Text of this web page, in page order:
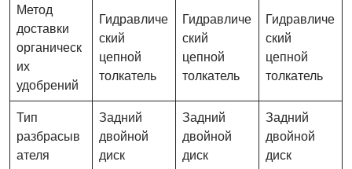
Метод
доставки
органическ
их
удобрений
Гидравличе
ский
цепной
толкатель
Гидравличе
ский
цепной
толкатель
Гидравличе
ский
цепной
толкатель
Тип
разбрасыв
ателя
Задний
двойной
диск
Задний
двойной
диск
Задний
двойной
диск